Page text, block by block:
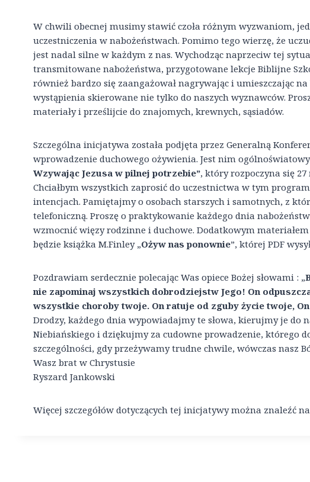
W chwili obecnej musimy stawić czoła różnym wyzwaniom,
uczestniczenia w nabożeństwach. Pomimo tego wierzę, że
jest nadal silne w każdym z nas. Wychodząc naprzeciw tej
transmitowane nabożeństwa, przygotowane lekcje Biblijne
również bardzo się zaangażował nagrywając i umieszczając na
wystąpienia skierowane nie tylko do naszych wyznawców.
materiały i prześlijcie do znajomych, krewnych, sąsiadów.
Szczególna inicjatywa została podjęta przez Generalną
wprowadzenie duchowego ożywienia. Jest nim
Wzywając Jezusa w pilnej potrzebie”, który rozpoczyna się
Chciałbym wszystkich zaprosić do uczestnictwa w tym
intencjach. Pamiętajmy o osobach starszych i samotnych, z
telefoniczną. Proszę o praktykowanie każdego dnia
wzmocnić więzy rodzinne i duchowe. Dodatkowym
będzie książka M.Finley „Ożyw nas ponownie”, której PDF
Pozdrawiam serdecznie polecając Was opiece Bożej słowami : „
nie zapominaj wszystkich dobrodziejstw Jego! On
wszystkie choroby twoje. On ratuje od zguby życie twoje,
Drodzy, każdego dnia wypowiadajmy te słowa, kierujmy je do
Niebiańskiego i dziękujmy za cudowne prowadzenie, którego
szczególności, gdy przeżywamy trudne chwile, wówczas nasz
Wasz brat w Chrystusie
Ryszard Jankowski
Więcej szczegółów dotyczących tej inicjatywy można znaleźć